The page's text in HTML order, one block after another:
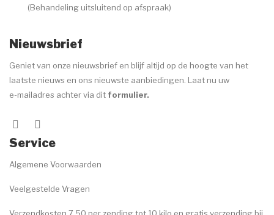
(Behandeling uitsluitend op afspraak)
Nieuwsbrief
Geniet van onze nieuwsbrief en blijf altijd op de hoogte van het
laatste nieuws en ons nieuwste aanbiedingen. Laat nu uw
e-mailadres achter via dit formulier.
Service
Algemene Voorwaarden
Veelgestelde Vragen